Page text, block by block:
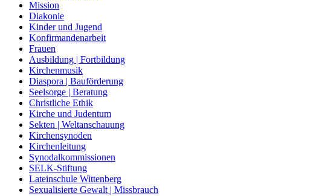
Mission
Diakonie
Kinder und Jugend
Konfirmandenarbeit
Frauen
Ausbildung | Fortbildung
Kirchenmusik
Diaspora | Bauförderung
Seelsorge | Beratung
Christliche Ethik
Kirche und Judentum
Sekten | Weltanschauung
Kirchensynoden
Kirchenleitung
Synodalkommissionen
SELK-Stiftung
Lateinschule Wittenberg
Sexualisierte Gewalt | Missbrauch